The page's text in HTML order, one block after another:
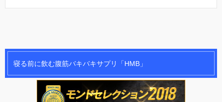
寝る前に飲む腹筋バキバキサプリ「HMB」